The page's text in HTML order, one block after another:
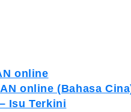
online
online (Bahasa
Isu Terkini